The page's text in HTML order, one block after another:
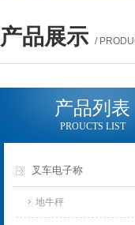
产品展示 /
产品列表
PROUCTS LIST
叉车电子称
地牛秤